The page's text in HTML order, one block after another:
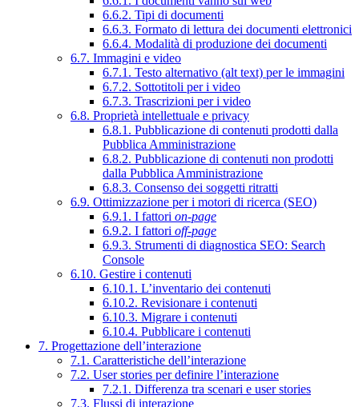
6.6.2. Tipi di documenti
6.6.3. Formato di lettura dei documenti elettronici
6.6.4. Modalità di produzione dei documenti
6.7. Immagini e video
6.7.1. Testo alternativo (alt text) per le immagini
6.7.2. Sottotitoli per i video
6.7.3. Trascrizioni per i video
6.8. Proprietà intellettuale e privacy
6.8.1. Pubblicazione di contenuti prodotti dalla
Pubblica Amministrazione
6.8.2. Pubblicazione di contenuti non prodotti
dalla Pubblica Amministrazione
6.8.3. Consenso dei soggetti ritratti
6.9. Ottimizzazione per i motori di ricerca (SEO)
6.9.1. I fattori on-page
6.9.2. I fattori off-page
6.9.3. Strumenti di diagnostica SEO: Search
Console
6.10. Gestire i contenuti
6.10.1. L’inventario dei contenuti
6.10.2. Revisionare i contenuti
6.10.3. Migrare i contenuti
6.10.4. Pubblicare i contenuti
7. Progettazione dell’interazione
7.1. Caratteristiche dell’interazione
7.2. User stories per definire l’interazione
7.2.1. Differenza tra scenari e user stories
7.3. Flussi di interazione